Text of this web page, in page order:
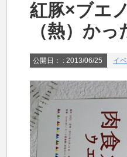
紅豚×ブエ
（熱）かっ
公開日： : 2013/06/25 イ